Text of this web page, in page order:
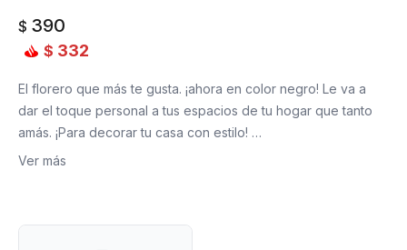
$ 390
$ 332
El florero que más te gusta. ¡ahora en color negro! Le va a
dar el toque personal a tus espacios de tu hogar que tanto
amás. ¡Para decorar tu casa con estilo!
Ver más